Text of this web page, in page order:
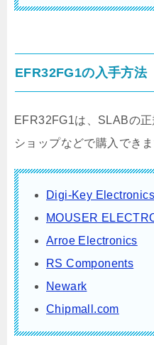
EFR32FG1の入手方法
EFR32FG1は、SLABの
ショップなどで購入できま
Digi-Key Electronics
MOUSER
Arroe Electronics
RS Components
Newark
Chipmall.com